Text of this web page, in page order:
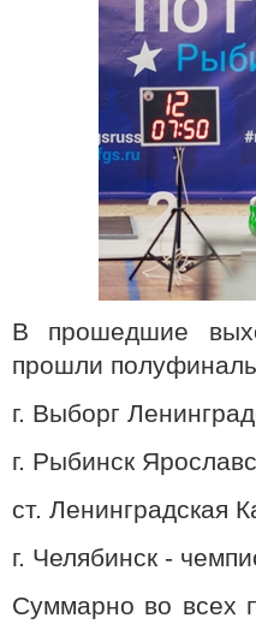
В прошедшие
прошли
г. Выборг
г. Рыбинск
ст. Ленинградская
г. Челябинск -
Суммарно во всех